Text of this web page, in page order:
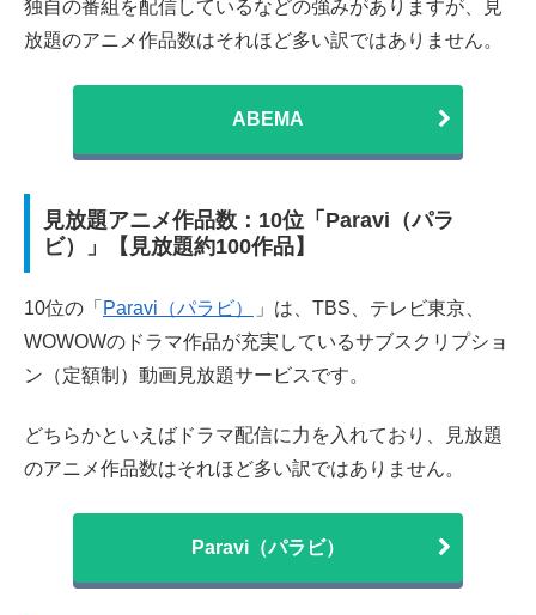
独自の番組を配信しているなどの強みがありますが、見
放題のアニメ作品数はそれほど多い訳ではありません。
ABEMA
見放題アニメ作品数：10位「Paravi（パラ
ビ）」【見放題約100作品】
10位の「 Paravi（パラビ）
」は、TBS、テレビ東京、
WOWOWのドラマ作品が充実しているサブスクリプショ
ン（定額制）動画見放題サービスです。
どちらかといえばドラマ配信に力を入れており、見放題
のアニメ作品数はそれほど多い訳ではありません。
Paravi（パラビ）